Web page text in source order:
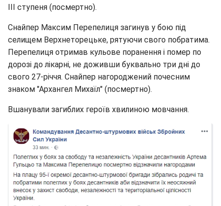
III ступеня (посмертно).
Снайпер Максим Перепелиця загинув у бою під
селищем Верхнеторецьке, рятуючи свого побратима.
Перепелиця отримав кульове поранення і помер по
дорозі до лікарні, не доживши буквально три дні до
свого 27-річчя. Снайпер нагороджений почесним
знаком "Архангел Михаїл" (посмертно).
Вшанували загиблих героїв хвилиною мовчання.